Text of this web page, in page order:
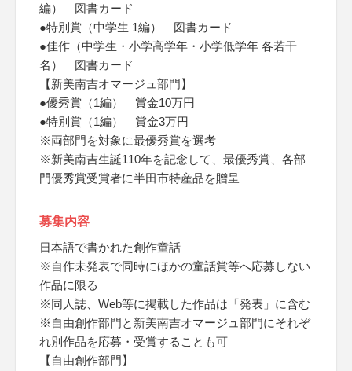
編） 図書カード
●特別賞（中学生 1編） 図書カード
●佳作（中学生・小学高学年・小学低学年 各若干
名） 図書カード
【新美南吉オマージュ部門】
●優秀賞（1編） 賞金10万円
●特別賞（1編） 賞金3万円
※両部門を対象に最優秀賞を選考
※新美南吉生誕110年を記念して、最優秀賞、各部
門優秀賞受賞者に半田市特産品を贈呈
募集内容
日本語で書かれた創作童話
※自作未発表で同時にほかの童話賞等へ応募しない
作品に限る
※同人誌、Web等に掲載した作品は「発表」に含む
※自由創作部門と新美南吉オマージュ部門にそれぞ
れ別作品を応募・受賞することも可
【自由創作部門】